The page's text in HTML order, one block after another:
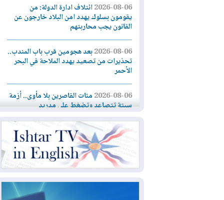
2026-08-06ائتلاف ادارة الدولة: من
يقومون بسلوك يهدد امن البلاد خارجون عن
القانون يجب محاربتهم
2026-08-06بعد هجومين قرب باب المندب..
تحذيرات من تصعيد يهدد الملاحة في البحر
الأحمر
2026-08-06مئات القاصرين بلا مأوى.. أزمة
سبتة تتصاعد وتضغط على مدريد
2026-08-05
لمدة عام.. بدء توريد 100
مليون قدم مكعب يومياً من غاز كورمور في
إقليم كوردستان إلى وزارة الكهرباء العراقية
ملامح أخطر التحديات التي تواجه العراق